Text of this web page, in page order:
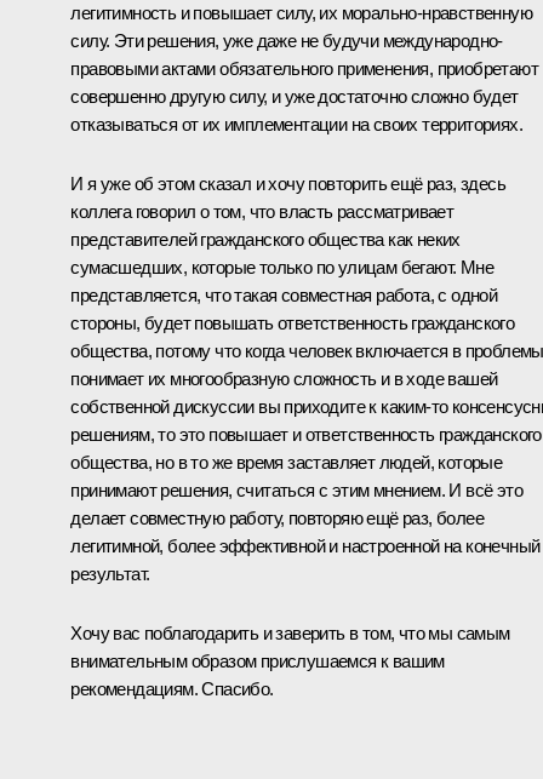
легитимность и повышает силу, их морально-нравственную
силу. Эти решения, уже даже не будучи международно-
правовыми актами обязательного применения, приобретают
совершенно другую силу, и уже достаточно сложно будет
отказываться от их имплементации на своих территориях.
И я уже об этом сказал и хочу повторить ещё раз, здесь
коллега говорил о том, что власть рассматривает
представителей гражданского общества как неких
сумасшедших, которые только по улицам бегают. Мне
представляется, что такая совместная работа, с одной
стороны, будет повышать ответственность гражданского
общества, потому что когда человек включается в
понимает их многообразную сложность и в ходе вашей
собственной дискуссии вы приходите к каким‑то
решениям, то это повышает и ответственность гражданского
общества, но в то же время заставляет людей, которые
принимают решения, считаться с этим мнением. И всё это
делает совместную работу, повторяю ещё раз, более
легитимной, более эффективной и настроенной на конечный
результат.
Хочу вас поблагодарить и заверить в том, что мы самым
внимательным образом прислушаемся к вашим
рекомендациям. Спасибо.